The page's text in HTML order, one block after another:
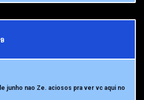
junho nao Ze. aciosos pra ver vc aqui no